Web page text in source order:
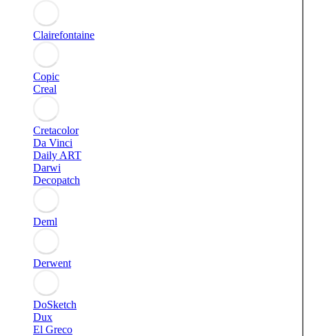
Clairefontaine
Copic
Creal
Cretacolor
Da Vinci
Daily ART
Darwi
Decopatch
Deml
Derwent
DoSketch
Dux
El Greco